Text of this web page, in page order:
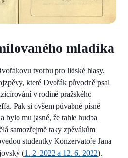
mladíka
tvorbu pro lidské hlasy.
které Dvořák původně psal
v rodině pražského
Pak si ovšem půvabné písně
bylo mu jasné, že tahle hudba
samozřejmě taky zpěvákům
studentky Konzervatoře Jana
(1. 2. 2022 a 12. 6. 2022).